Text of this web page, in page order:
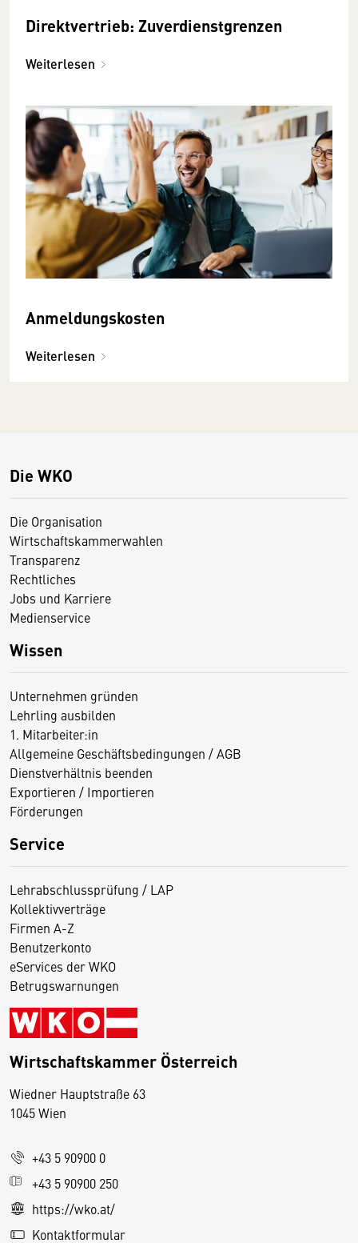
Direktvertrieb: Zuverdienst­grenzen
Weiterlesen
Anmeldungskosten
Weiterlesen
Die WKO
Die Organisation
Wirtschaftskammerwahlen
Transparenz
Rechtliches
Jobs und Karriere
Medienservice
Wissen
Unternehmen gründen
Lehrling ausbilden
1. Mitarbeiter:in
Allgemeine Geschäftsbedingungen / AGB
Dienstverhältnis beenden
Exportieren / Importieren
Förderungen
Service
Lehrabschlussprüfung / LAP
Kollektivverträge
Firmen A-Z
Benutzerkonto
eServices der WKO
Betrugswarnungen
Wirtschaftskammer Österreich
Wiedner Hauptstraße 63
1045 Wien
+43 5 90900 0
+43 5 90900 250
https://wko.at/
Kontaktformular
D
s
e
S
e